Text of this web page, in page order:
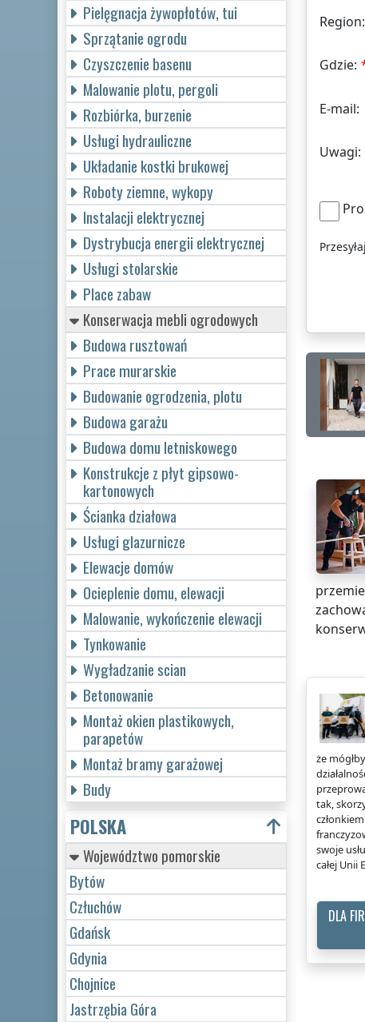
Region:
Gdzie:
E-mail:
Uwagi:
że
tak,
swoje
całej Unii
DLA
Pielęgnacja żywopłotów, tui
Sprzątanie ogrodu
Czyszczenie basenu
Malowanie plotu, pergoli
Rozbiórka, burzenie
Usługi hydrauliczne
Układanie kostki brukowej
Roboty ziemne, wykopy
Instalacji elektrycznej
Dystrybucja energii elektrycznej
Usługi stolarskie
Place zabaw
Konserwacja mebli ogrodowych
Budowa rusztowań
Prace murarskie
Budowanie ogrodzenia, plotu
Budowa garażu
Budowa domu letniskowego
Konstrukcje z płyt gipsowo-
kartonowych
Ścianka działowa
Usługi glazurnicze
Elewacje domów
Ocieplenie domu, elewacji
Malowanie, wykończenie elewacji
Tynkowanie
Wygładzanie scian
Betonowanie
Montaż okien plastikowych,
parapetów
Montaż bramy garażowej
Budy
POLSKA
Województwo pomorskie
Bytów
Człuchów
Gdańsk
Gdynia
Chojnice
Jastrzębia Góra